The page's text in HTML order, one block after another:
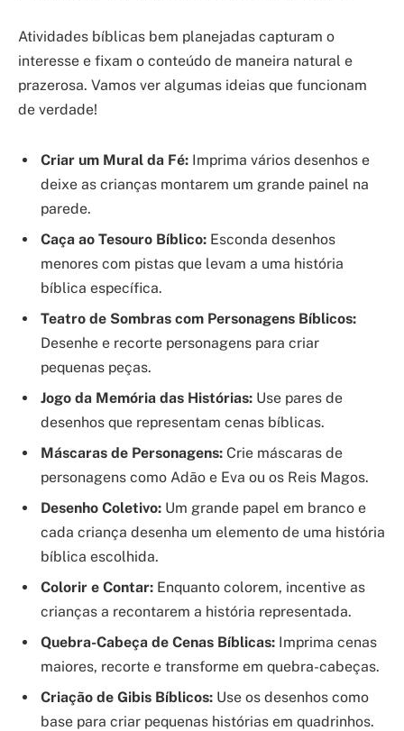
Atividades bíblicas bem planejadas capturam o
interesse e fixam o conteúdo de maneira natural e
prazerosa. Vamos ver algumas ideias que funcionam
de verdade!
Criar um Mural da Fé: Imprima vários desenhos e
deixe as crianças montarem um grande painel na
parede.
Caça ao Tesouro Bíblico: Esconda desenhos
menores com pistas que levam a uma história
bíblica específica.
Teatro de Sombras com Personagens Bíblicos:
Desenhe e recorte personagens para criar
pequenas peças.
Jogo da Memória das Histórias: Use pares de
desenhos que representam cenas bíblicas.
Máscaras de Personagens: Crie máscaras de
personagens como Adão e Eva ou os Reis Magos.
Desenho Coletivo: Um grande papel em branco e
cada criança desenha um elemento de uma história
bíblica escolhida.
Colorir e Contar: Enquanto colorem, incentive as
crianças a recontarem a história representada.
Quebra-Cabeça de Cenas Bíblicas: Imprima cenas
maiores, recorte e transforme em quebra-cabeças.
Criação de Gibis Bíblicos: Use os desenhos como
base para criar pequenas histórias em quadrinhos.